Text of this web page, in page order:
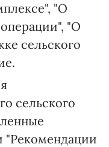
"О
"О
сельского
сельского
"Рекомендации